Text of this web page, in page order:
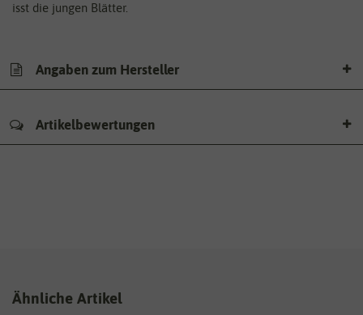
isst die jungen Blätter.
Angaben zum Hersteller
Artikelbewertungen
Ähnliche Artikel